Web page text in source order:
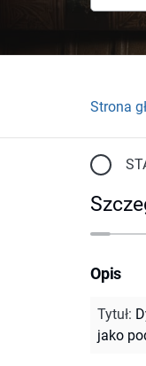
Strona
Opis
Tytuł:
jako